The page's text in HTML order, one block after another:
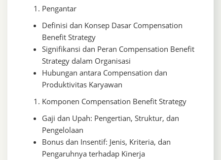
Pengantar
Definisi dan Konsep Dasar Compensation
Benefit Strategy
Signifikansi dan Peran Compensation Benefit
Strategy dalam Organisasi
Hubungan antara Compensation dan
Produktivitas Karyawan
Komponen Compensation Benefit Strategy
Gaji dan Upah: Pengertian, Struktur, dan
Pengelolaan
Bonus dan Insentif: Jenis, Kriteria, dan
Pengaruhnya terhadap Kinerja